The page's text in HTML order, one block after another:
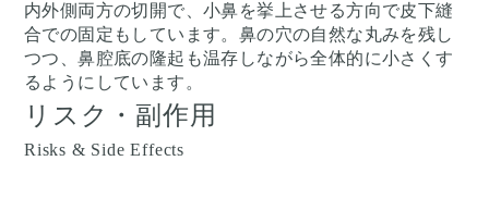
内外側両方の切開で、小鼻を挙上させる方向で皮下縫
合での固定もしています。鼻の穴の自然な丸みを残し
つつ、鼻腔底の隆起も温存しながら全体的に小さくす
るようにしています。
リスク・副作用
Risks & Side Effects